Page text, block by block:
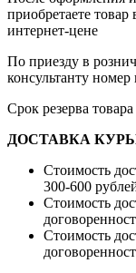
приобретаете
интернет-цене
По приезду в
консультанту номер
Срок резерва
ДОСТАВКА
Стоимость
300-600
Стоимость
Стоимость